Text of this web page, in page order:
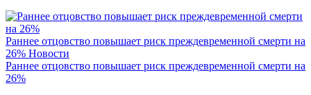
Раннее отцовство повышает риск преждевременной смерти на
26% Новости
Раннее отцовство повышает риск преждевременной смерти на
26%